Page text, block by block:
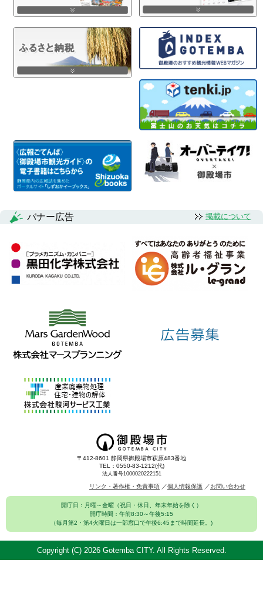
バナー広告 掲載について
〒412-8601 静岡県御殿場市萩原483番地
TEL：0550-83-1212(代)
法人番号1000020222151
リンク・著作権・免責事項 個人情報保護 お問い合わせ
開庁日：月曜～金曜（祝日・休日、年末年始を除く）
開庁時間：午前8:30～午後5:15
（毎月第2・第4火曜日は一部窓口で午後6:45まで時間延長。)
Copyright (C) 2026 Gotemba CITY. All Rights Reserved.